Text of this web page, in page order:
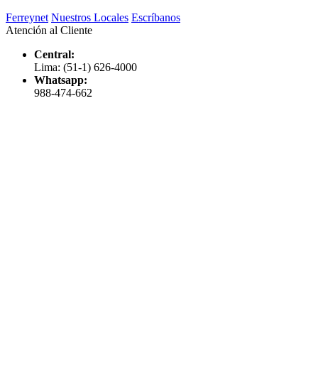
Ferreynet Nuestros Locales Escríbanos
Atención al Cliente
Central:
Lima: (51-1) 626-4000
Whatsapp:
988-474-662